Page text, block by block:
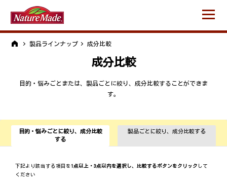
製品ラインナップ 成分比較
成分比較
目的・悩みごとまたは、製品ごとに絞り、成分比較することができま
す。
目的・悩みごとに絞り、成分比較
する
製品ごとに絞り、成分比較する
下記より該当する項目を 1点以上・3点以内を選択し、比較するボタンをクリック して
ください